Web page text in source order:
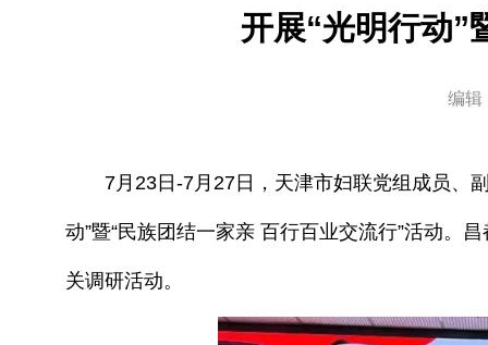
开展“光明行动”
编
7月23日-7月27日，天津市妇联党组成员、副
动”暨“民族团结一家亲 百行百业交流行”活动。
关调研活动。